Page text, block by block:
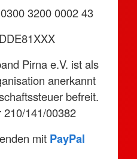
3200 0002 43
Pirna e.V. ist als
anerkannt
befreit.
210/141/00382
mit PayPal